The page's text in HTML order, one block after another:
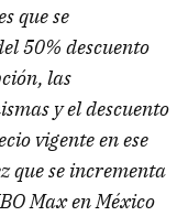
que se
50% descuento
las
y el descuento
vigente en ese
que se incrementa
Max en México